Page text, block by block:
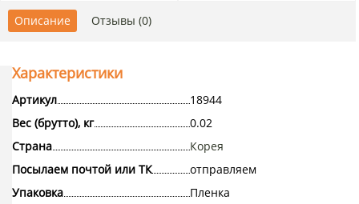
Описание Отзывы (0)
Характеристики
Артикул
18944
Вес (брутто), кг
0.02
Страна
Корея
Посылаем почтой или ТК
отправляем
Упаковка
Пленка